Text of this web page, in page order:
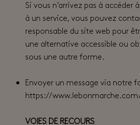
Si vous n’arrivez pas à accéder
à un service, vous pouvez
responsable du site web pour
une alternative accessible ou
sous une autre forme.
Envoyer un message via notre
https://
VOIES DE RECOURS